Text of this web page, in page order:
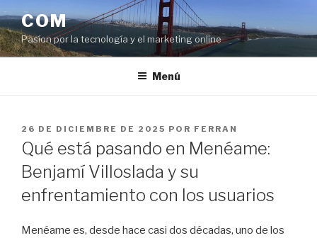
al
contenido
COM
Pasíon por la tecnología y el marketing online
Menú
PUBLICADO
EL
26 DE DICIEMBRE DE 2025 POR FERRAN
Qué está pasando en Menéame:
Benjamí Villoslada y su
enfrentamiento con los usuarios
Menéame es, desde hace casi dos décadas, uno de los